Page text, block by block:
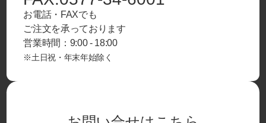
お電話・FAXでも
ご注文を承っております
営業時間：9:00 - 18:00
※土日祝・年末年始除く